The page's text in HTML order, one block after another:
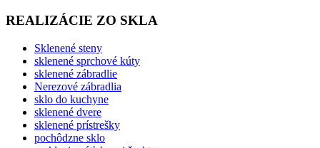
REALIZÁCIE ZO SKLA
Sklenené steny
sklenené sprchové kúty
sklenené zábradlie
Nerezové zábradlia
sklo do kuchyne
sklenené dvere
sklenené prístrešky
pochôdzne sklo